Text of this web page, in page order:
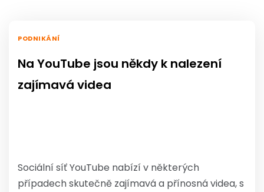
PODNIKÁNÍ
Na YouTube jsou někdy k nalezení
zajímavá videa
Sociální síť YouTube nabízí v některých
případech skutečně zajímavá a přínosná videa, s